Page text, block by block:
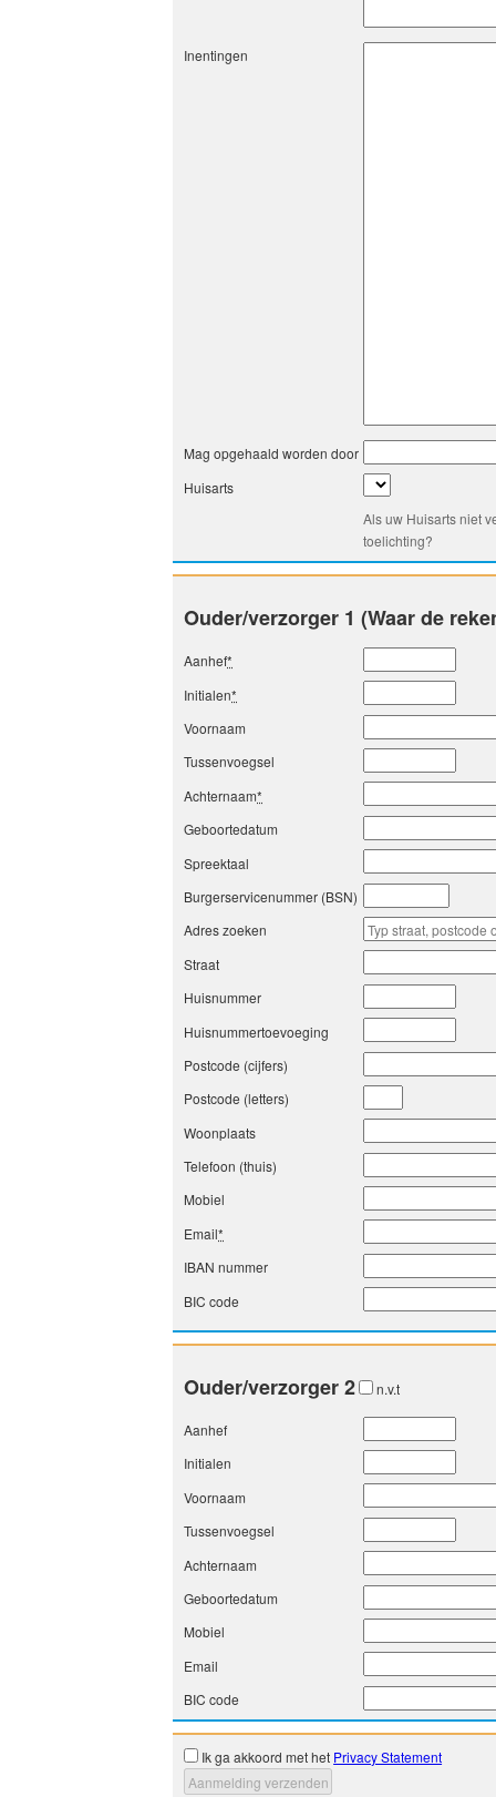
Inentingen
Mag opgehaald worden door
Huisarts
Als uw Huisarts niet
toelichting?
Ouder/verzorger 1 (Waar de
Aanhef*
Initialen*
Voornaam
Tussenvoegsel
Achternaam*
Geboortedatum
Spreektaal
Burgerservicenummer (BSN)
Adres zoeken
Straat
Huisnummer
Huisnummertoevoeging
Postcode (cijfers)
Postcode (letters)
Woonplaats
Telefoon (thuis)
Mobiel
Email*
IBAN nummer
BIC code
Ouder/verzorger 2 n.v.t
Aanhef
Initialen
Voornaam
Tussenvoegsel
Achternaam
Geboortedatum
Mobiel
Email
BIC code
Ik ga akkoord met het Privacy Statement